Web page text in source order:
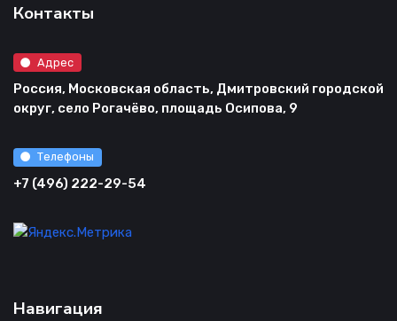
Контакты
Адрес
Россия, Московская область, Дмитровский городской
округ, село Рогачёво, площадь Осипова, 9
Телефоны
+7 (496) 222-29-54
Навигация